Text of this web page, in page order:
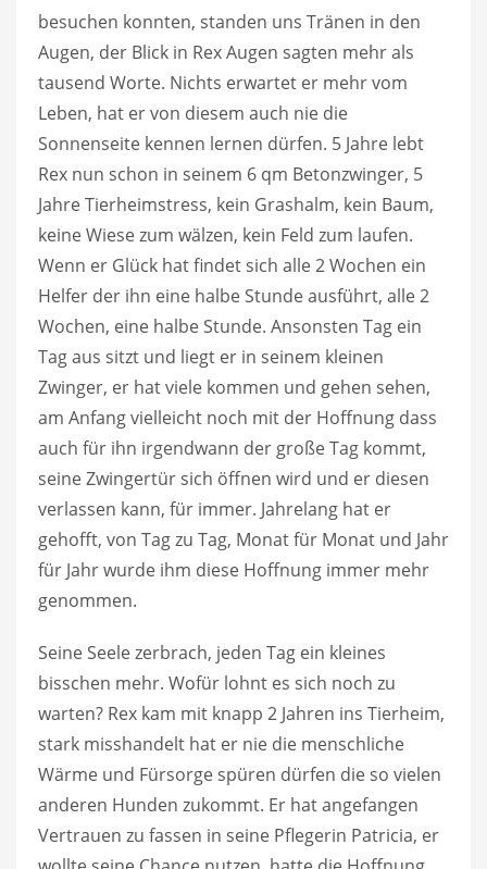
besuchen konnten, standen uns Tränen in den
Augen, der Blick in Rex Augen sagten mehr als
tausend Worte. Nichts erwartet er mehr vom
Leben, hat er von diesem auch nie die
Sonnenseite kennen lernen dürfen. 5 Jahre lebt
Rex nun schon in seinem 6 qm Betonzwinger, 5
Jahre Tierheimstress, kein Grashalm, kein Baum,
keine Wiese zum wälzen, kein Feld zum laufen.
Wenn er Glück hat findet sich alle 2 Wochen ein
Helfer der ihn eine halbe Stunde ausführt, alle 2
Wochen, eine halbe Stunde. Ansonsten Tag ein
Tag aus sitzt und liegt er in seinem kleinen
Zwinger, er hat viele kommen und gehen sehen,
am Anfang vielleicht noch mit der Hoffnung dass
auch für ihn irgendwann der große Tag kommt,
seine Zwingertür sich öffnen wird und er diesen
verlassen kann, für immer. Jahrelang hat er
gehofft, von Tag zu Tag, Monat für Monat und Jahr
für Jahr wurde ihm diese Hoffnung immer mehr
genommen.
Seine Seele zerbrach, jeden Tag ein kleines
bisschen mehr. Wofür lohnt es sich noch zu
warten? Rex kam mit knapp 2 Jahren ins Tierheim,
stark misshandelt hat er nie die menschliche
Wärme und Fürsorge spüren dürfen die so vielen
anderen Hunden zukommt. Er hat angefangen
Vertrauen zu fassen in seine Pflegerin Patricia, er